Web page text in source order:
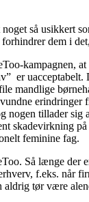
så usikkert
dem i
kampagnen,
er
mandlige
erindringer
nogen tillader
skadevirkning
feminine fag.
Så længe
f.eks. når
aldrig tør være